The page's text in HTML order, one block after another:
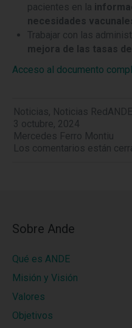
pacientes en la
necesidades
Trabajar con las
mejora de las tasas
Acceso al documento
Noticias, Noticias RedANDE
3 octubre, 2024
Mercedes Ferro Montiu
Los comentarios están
Sobre Ande
Qué es ANDE
Misión y Visión
Valores
Objetivos